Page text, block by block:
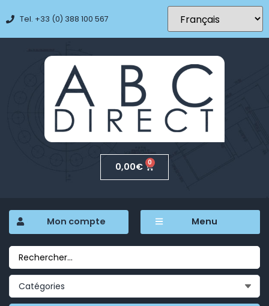
Tel. +33 (0) 388 100 567
0,00€ 0
Mon compte Menu